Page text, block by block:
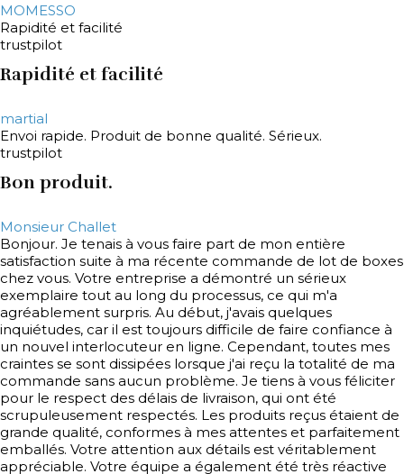
MOMESSO
Rapidité et facilité
trustpilot
Rapidité et facilité
martial
Envoi rapide. Produit de bonne qualité. Sérieux.
trustpilot
Bon produit.
Monsieur Challet
Bonjour. Je tenais à vous faire part de mon entière
satisfaction suite à ma récente commande de lot de boxes
chez vous. Votre entreprise a démontré un sérieux
exemplaire tout au long du processus, ce qui m'a
agréablement surpris. Au début, j'avais quelques
inquiétudes, car il est toujours difficile de faire confiance à
un nouvel interlocuteur en ligne. Cependant, toutes mes
craintes se sont dissipées lorsque j'ai reçu la totalité de ma
commande sans aucun problème. Je tiens à vous féliciter
pour le respect des délais de livraison, qui ont été
scrupuleusement respectés. Les produits reçus étaient de
grande qualité, conformes à mes attentes et parfaitement
emballés. Votre attention aux détails est véritablement
appréciable. Votre équipe a également été très réactive